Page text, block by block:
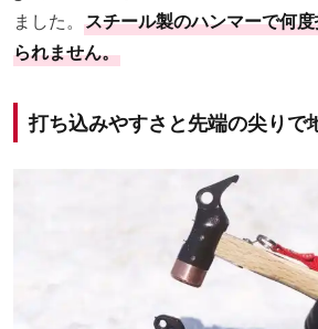
ました。 スチール製のハンマーで何
られません。
打ち込みやすさと先端の尖りで